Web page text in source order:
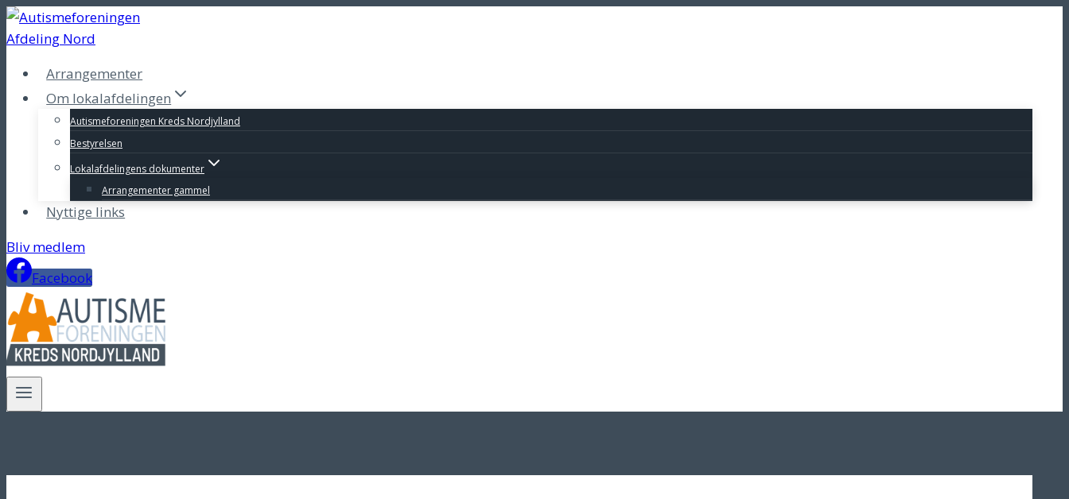
Fortsæt
til
Arrangementer
Om lokalafdelingen
Autismeforeningen Kreds Nordjylland
Bestyrelsen
Lokalafdelingens dokumenter
Arrangementer gammel
Nyttige links
Bliv medlem
Facebook